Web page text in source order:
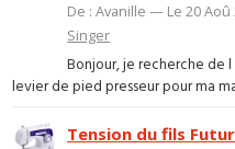
De : Avanille — Le 20
Singer
Bonjour, je recherche de
levier de pied presseur pour ma
Tension du fils